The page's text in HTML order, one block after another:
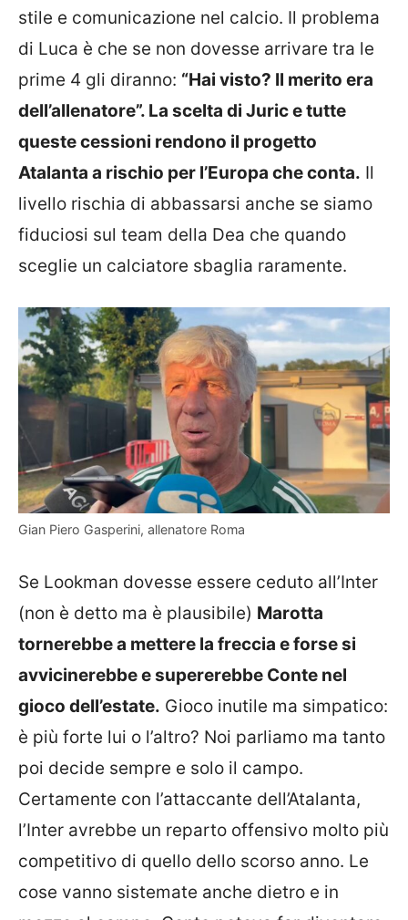
stile e comunicazione nel calcio. Il problema
di Luca è che se non dovesse arrivare tra le
prime 4 gli diranno: “Hai visto? Il merito era
dell’allenatore”. La scelta di Juric e tutte
queste cessioni rendono il progetto
Atalanta a rischio per l’Europa che conta. Il
livello rischia di abbassarsi anche se siamo
fiduciosi sul team della Dea che quando
sceglie un calciatore sbaglia raramente.
Gian Piero Gasperini, allenatore Roma
Se Lookman dovesse essere ceduto all’Inter
(non è detto ma è plausibile) Marotta
tornerebbe a mettere la freccia e forse si
avvicinerebbe e supererebbe Conte nel
gioco dell’estate. Gioco inutile ma simpatico:
è più forte lui o l’altro? Noi parliamo ma tanto
poi decide sempre e solo il campo.
Certamente con l’attaccante dell’Atalanta,
l’Inter avrebbe un reparto offensivo molto più
competitivo di quello dello scorso anno. Le
cose vanno sistemate anche dietro e in